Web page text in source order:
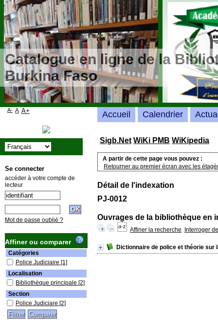
Catalogue en ligne de la
Burkina Faso
Sigb.Net WiKi PMB WiKipedia
A partir de cette page vous pouvez :
Retourner au premier écran avec les
Détail de l'indexation
PJ-0012
Ouvrages de la bibliothèque en
Affiner la recherche Interroger
Dictionnaire de police et théorie
Accueil Calendrier
A- A A+
Se connecter
accéder à votre compte de
lecteur
Mot de passe oublié ?
Affiner ou comparer
Catégories
Police Judiciaire [1]
Localisation
Bibliothèque principale [2]
Section
Police Judiciare [2]